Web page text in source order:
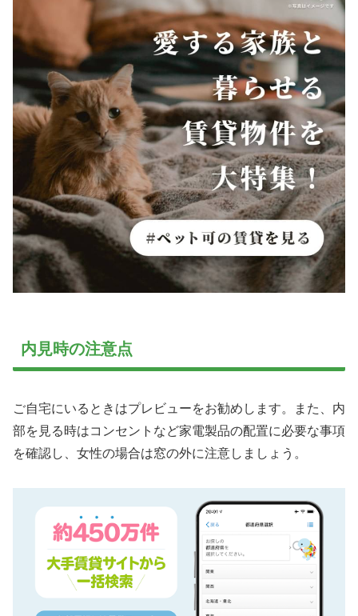
内見時の注意点
ご自宅にいるときはプレビューをお勧めします。また、内
部を見る時はコンセントなど家電製品の配置に必要な事項
を確認し、女性の場合は窓の外に注意しましょう。